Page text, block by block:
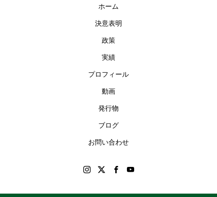
ホーム
決意表明
政策
実績
プロフィール
動画
発行物
ブログ
お問い合わせ